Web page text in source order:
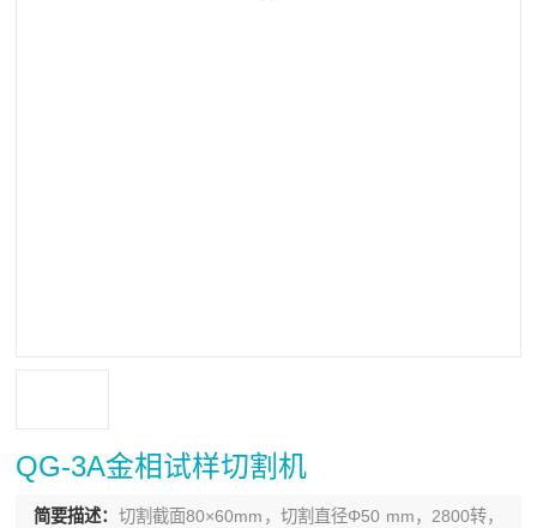
QG-3A金相试样切割机
简要描述： 切割截面80×60mm，切割直径Φ50 mm，2800转，